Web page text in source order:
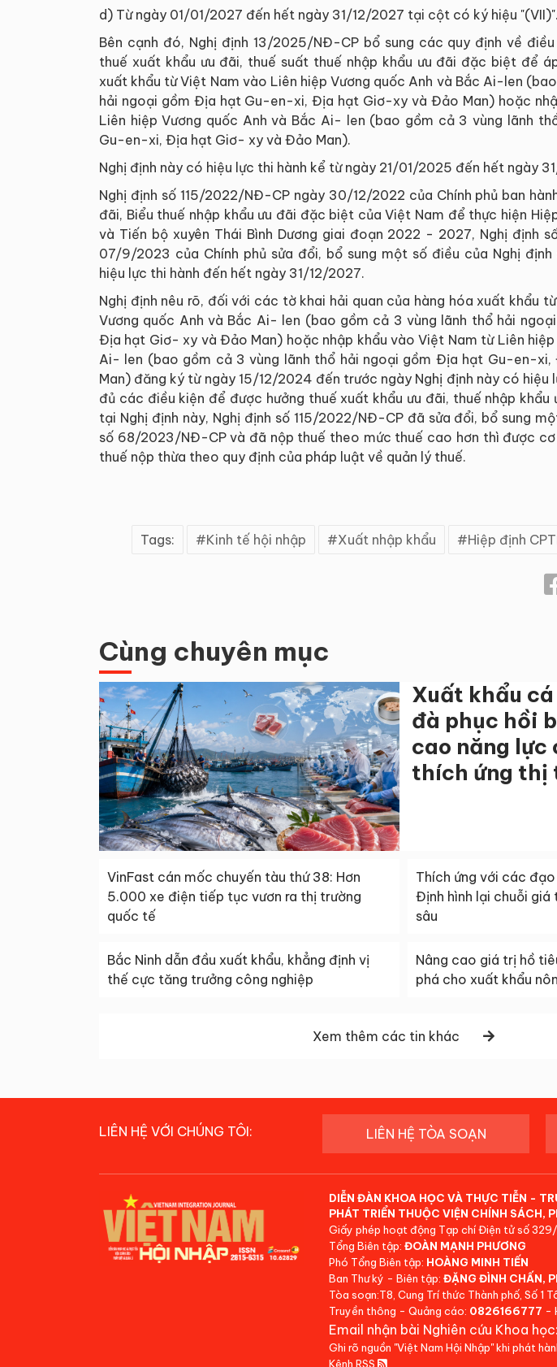
d) Từ ngày 01/01/2027 đến hết ngày 31/12/2027 tại cột có ký hiệu "(VII)".
Bên cạnh đó, Nghị định 13/2025/NĐ-CP bổ sung các quy định về
thuế xuất khẩu ưu đãi, thuế suất thuế nhập khẩu ưu đãi đặc biệt để
xuất khẩu từ Việt Nam vào Liên hiệp Vương quốc Anh và Bắc Ai-len
hải ngoại gồm Địa hạt Gu-en-xi, Địa hạt Giơ-xy và Đảo Man) hoặc
Liên hiệp Vương quốc Anh và Bắc Ai- len (bao gồm cả 3 vùng lãnh
Gu-en-xi, Địa hạt Giơ- xy và Đảo Man).
Nghị định này có hiệu lực thi hành kể từ ngày 21/01/2025 đến hết ngày
Nghị định số 115/2022/NĐ-CP ngày 30/12/2022 của Chính phủ ban
đãi, Biểu thuế nhập khẩu ưu đãi đặc biệt của Việt Nam để thực hiện
và Tiến bộ xuyên Thái Bình Dương giai đoạn 2022 - 2027, Nghị định
07/9/2023 của Chính phủ sửa đổi, bổ sung một số điều của Nghị
hiệu lực thi hành đến hết ngày 31/12/2027.
Nghị định nêu rõ, đối với các tờ khai hải quan của hàng hóa xuất khẩu
Vương quốc Anh và Bắc Ai- len (bao gồm cả 3 vùng lãnh thổ hải
Địa hạt Giơ- xy và Đảo Man) hoặc nhập khẩu vào Việt Nam từ Liên hiệp
Ai- len (bao gồm cả 3 vùng lãnh thổ hải ngoại gồm Địa hạt Gu-en-
Man) đăng ký từ ngày 15/12/2024 đến trước ngày Nghị định này có hiệu
đủ các điều kiện để được hưởng thuế xuất khẩu ưu đãi, thuế nhập
tại Nghị định này, Nghị định số 115/2022/NĐ-CP đã sửa đổi, bổ sung
số 68/2023/NĐ-CP và đã nộp thuế theo mức thuế cao hơn thì được cơ
thuế nộp thừa theo quy định của pháp luật về quản lý thuế.
Tags: Kinh tế hội nhập Xuất nhập khẩu Hiệp định
Cùng chuyên mục
Xuất khẩu
đà phục hồi
cao năng lực
thích ứng thị
VinFast cán mốc chuyến tàu thứ 38: Hơn
5.000 xe điện tiếp tục vươn ra thị trường
quốc tế
Thích ứng với các đạo
Định hình lại chuỗi giá
sâu
Bắc Ninh dẫn đầu xuất khẩu, khẳng định vị
thế cực tăng trưởng công nghiệp
Nâng cao giá trị hồ
phá cho xuất khẩu
Xem thêm các tin khác
LIÊN HỆ VỚI CHÚNG TÔI: LIÊN HỆ TÒA SOẠN
DIỄN ĐÀN KHOA HỌC VÀ THỰC TIỄN -
PHÁT TRIỂN THUỘC VIỆN CHÍNH SÁCH,
Giấy phép hoạt động Tạp chí Điện tử số
Tổng Biên tập: ĐOÀN MẠNH PHƯƠNG
Phó Tổng Biên tập: HOÀNG MINH TIẾN
Ban Thư ký - Biên tập: ĐẶNG ĐÌNH CHẤN,
Tòa soạn:T8, Cung Trí thức Thành phố, Số 1
Truyền thông - Quảng cáo: 0826166777 -
Email nhận bài Nghiên cứu Khoa
Ghi rõ nguồn "Việt Nam Hội Nhập" khi phát
Kênh RSS